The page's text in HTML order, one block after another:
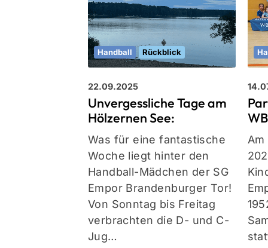
Handball Rückblick
22.09.2025
Unvergessliche Tage am
Hölzernen See:
Was für eine fantastische
Woche liegt hinter den
Handball-Mädchen der SG
Empor Brandenburger Tor!
Von Sonntag bis Freitag
verbrachten die D- und C-
Jug…
Am